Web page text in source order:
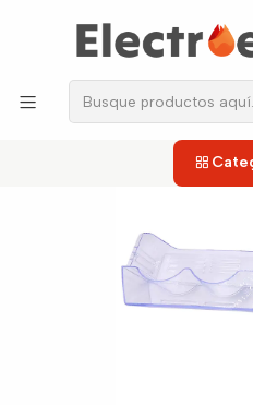
los repuestos que
Anaquel Doble